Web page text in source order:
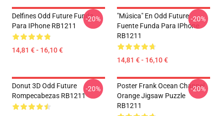
Delfines Odd Future Funda
Para IPhone RB1211
14,81 € - 16,10 €
-20%
"Música" En Odd Future
Fuente Funda Para IPhone
RB1211
14,81 € - 16,10 €
-20%
Donut 3D Odd Future
Rompecabezas RB1211
-20%
Poster Frank Ocean Channel
Orange Jigsaw Puzzle
RB1211
-20%